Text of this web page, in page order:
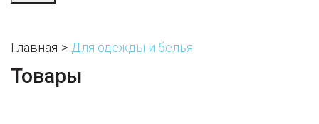
Главная Для одежды и белья
Товары